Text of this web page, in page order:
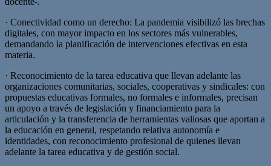
· Conectividad como un derecho: La pandemia visibilizó las brechas
digitales, con mayor impacto en los sectores más vulnerables,
demandando la planificación de intervenciones efectivas en esta
materia.
· Reconocimiento de la tarea educativa que llevan adelante las
organizaciones comunitarias, sociales, cooperativas y sindicales: con
propuestas educativas formales, no formales e informales, precisan
un apoyo a través de legislación y financiamiento para la
articulación y la transferencia de herramientas valiosas que aportan a
la educación en general, respetando relativa autonomía e
identidades, con reconocimiento profesional de quienes llevan
adelante la tarea educativa y de gestión social.